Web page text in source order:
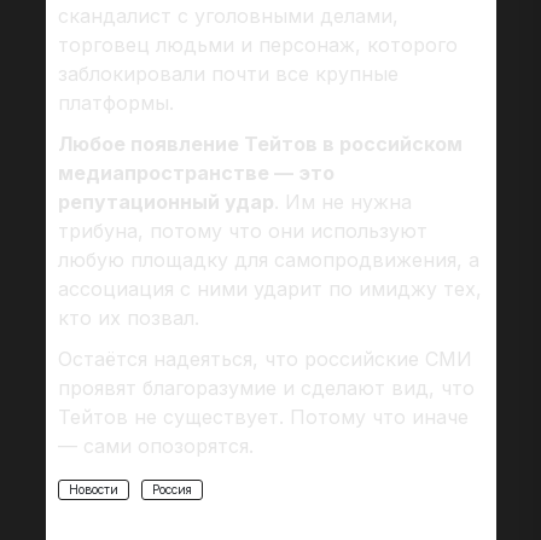
скандалист с уголовными делами,
торговец людьми и персонаж, которого
заблокировали почти все крупные
платформы.
Любое появление Тейтов в российском
медиапространстве — это
репутационный удар. Им не нужна
трибуна, потому что они используют
любую площадку для самопродвижения, а
ассоциация с ними ударит по имиджу тех,
кто их позвал.
Остаётся надеяться, что российские СМИ
проявят благоразумие и сделают вид, что
Тейтов не существует. Потому что иначе
— сами опозорятся.
Новости Россия